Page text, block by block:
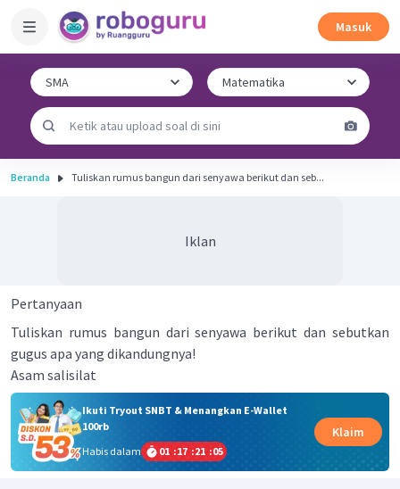
Masuk
Beranda Tuliskan rumus bangun dari senyawa berikut dan seb...
Iklan
Pertanyaan
Tuliskan rumus bangun dari senyawa berikut dan sebutkan
gugus apa yang dikandungnya!
Asam salisilat
Ikuti Tryout SNBT & Menangkan E-Wallet
100rb
Habis dalam
01 :17 :21 :05
Klaim